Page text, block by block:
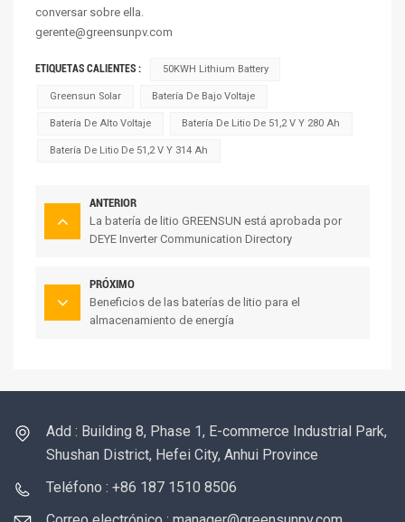
conversar sobre ella.
gerente@greensunpv.com
ETIQUETAS CALIENTES : 50KWH Lithium Battery
Greensun Solar Batería De Bajo Voltaje
Batería De Alto Voltaje Batería De Litio De 51,2 V Y 280 Ah
Batería De Litio De 51,2 V Y 314 Ah
ANTERIOR
La batería de litio GREENSUN está aprobada por
DEYE Inverter Communication Directory
PRÓXIMO
Beneficios de las baterías de litio para el
almacenamiento de energía
Add : Building 8, Phase 1, E-commerce Industrial Park,
Shushan District, Hefei City, Anhui Province
Teléfono : +86 187 1510 8506